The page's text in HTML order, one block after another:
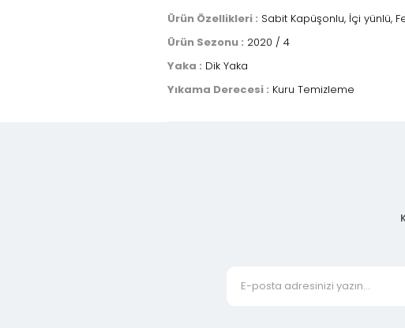
Ürün Özellikleri : Sabit Kapüşonlu, İçi yünlü,
Ürün Sezonu : 2020 / 4
Yaka : Dik Yaka
Yıkama Derecesi : Kuru Temizleme